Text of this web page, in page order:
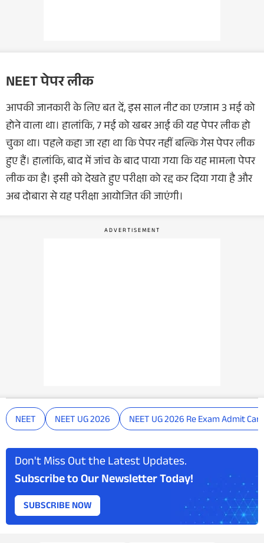
NEET पेपर लीक
आपकी जानकारी के लिए बत दें, इस साल नीट का एग्जाम 3 मई को
होने वाला था। हालांकि, 7 मई को खबर आई की यह पेपर लीक हो
चुका था। पहले कहा जा रहा था कि पेपर नहीं बल्कि गेस पेपर लीक
हुए हैं। हालांकि, बाद में जांच के बाद पाया गया कि यह मामला पेपर
लीक का है। इसी को देखते हुए परीक्षा को रद्द कर दिया गया है और
अब दोबारा से यह परीक्षा आयोजित की जाएंगी।
NEET NEET UG 2026 NEET UG 2026 Re Exam Admit
Don't Miss Out the Latest Updates.
Subscribe to Our Newsletter Today!
SUBSCRIBE NOW